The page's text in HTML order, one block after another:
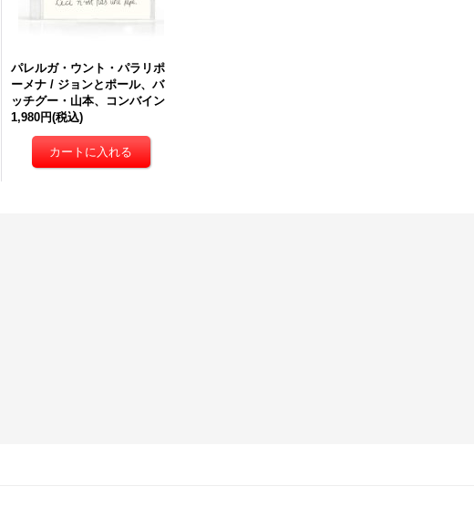
パレルガ・ウント・パラリポ
ーメナ / ジョンとポール、バ
ッチグー・山本、コンバイン
1,980円(税込)